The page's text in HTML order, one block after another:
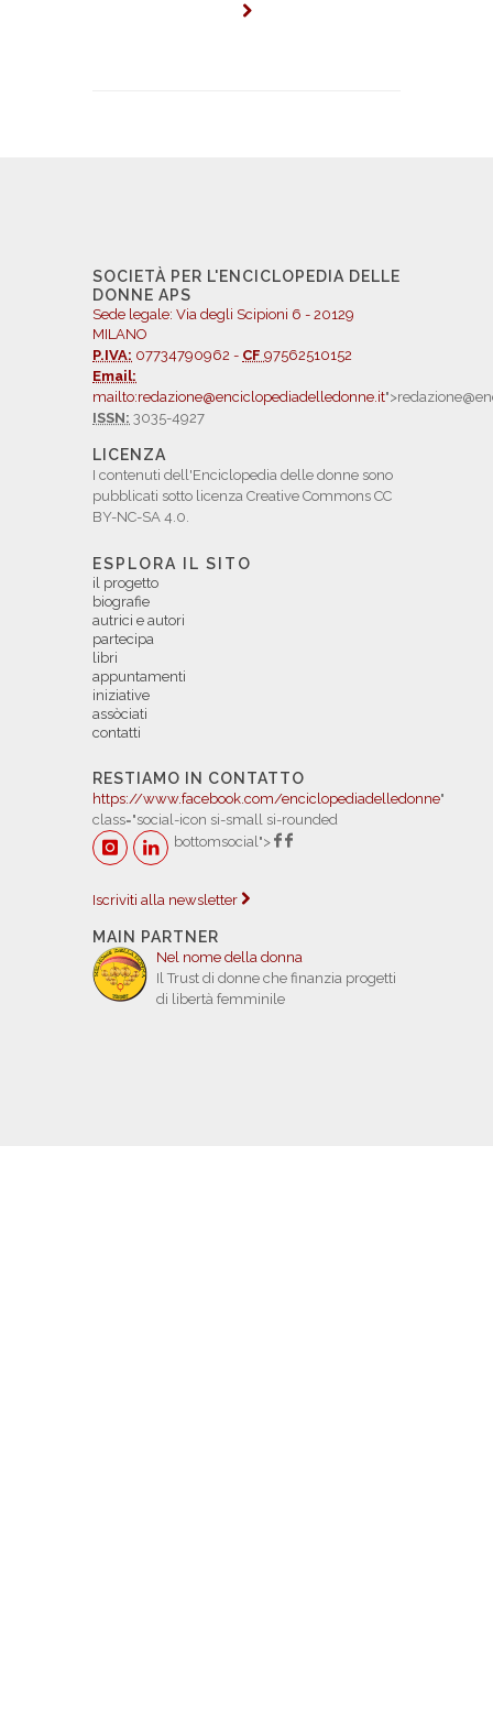
SOCIETÀ PER L'ENCICLOPEDIA DELLE
DONNE APS
Sede legale: Via degli Scipioni 6 - 20129
MILANO
P.IVA: 07734790962 - CF 97562510152
Email:
mailto:redazione@enciclopediadelledonne.it
ISSN: 3035-4927
LICENZA
I contenuti dell'Enciclopedia delle donne sono
pubblicati sotto licenza Creative Commons CC
BY-NC-SA 4.0.
ESPLORA IL SITO
il progetto
biografie
autrici e autori
partecipa
libri
appuntamenti
iniziative
assòciati
contatti
RESTIAMO IN CONTATTO
https://www.facebook.com/enciclopediadelledonne"
class="social-icon si-small si-rounded
bottomsocial">
Iscriviti alla newsletter
MAIN PARTNER
Nel nome della donna
Il Trust di donne che finanzia progetti
di libertà femminile